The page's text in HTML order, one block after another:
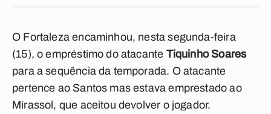
O Fortaleza encaminhou, nesta segunda-feira
(15), o empréstimo do atacante Tiquinho Soares
para a sequência da temporada. O atacante
pertence ao Santos mas estava emprestado ao
Mirassol, que aceitou devolver o jogador.